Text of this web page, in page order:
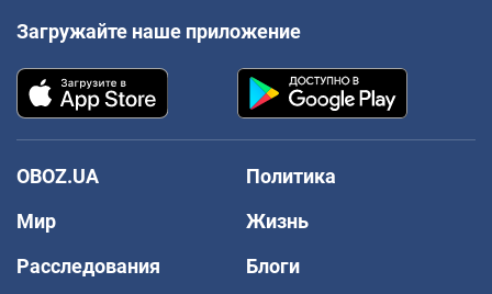
Загружайте наше приложение
OBOZ.UA
Политика
Мир
Жизнь
Расследования
Блоги